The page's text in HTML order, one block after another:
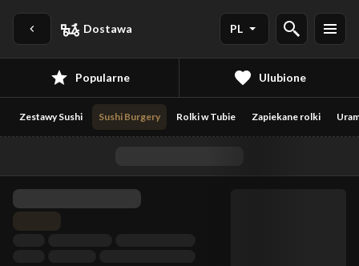
Dostawa PL
Popularne Ulubione
Zestawy Sushi Sushi Burgery Rolki w Tubie Zapiekane rolki